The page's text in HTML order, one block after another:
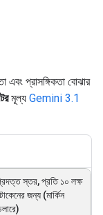
প্রাসঙ্গিকতা বোঝার
মূল্য Gemini 3.1
স্তর, প্রতি ১০ লক্ষ
জন্য (মার্কিন